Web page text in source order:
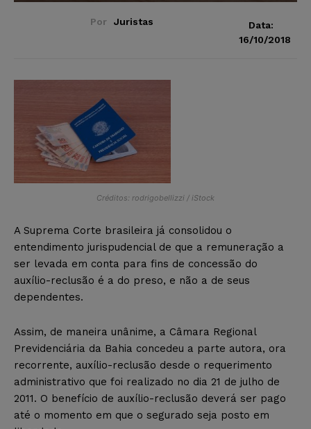
Por Juristas
Data:
16/10/2018
Créditos: rodrigobellizzi / iStock
A Suprema Corte brasileira já consolidou o
entendimento jurispudencial de que a remuneração a
ser levada em conta para fins de concessão do
auxílio-reclusão é a do preso, e não a de seus
dependentes.
Assim, de maneira unânime, a Câmara Regional
Previdenciária da Bahia concedeu a parte autora, ora
recorrente, auxílio-reclusão desde o requerimento
administrativo que foi realizado no dia 21 de julho de
2011. O benefício de auxílio-reclusão deverá ser pago
até o momento em que o segurado seja posto em